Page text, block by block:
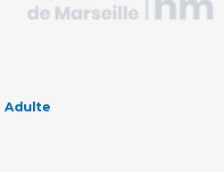
Adulte